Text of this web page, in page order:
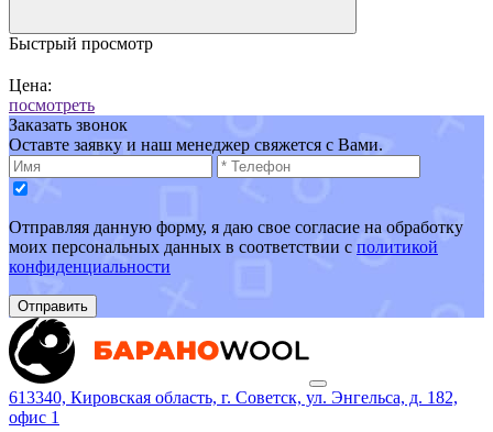
Быстрый просмотр
Цена:
посмотреть
Заказать звонок
Оставте заявку и наш менеджер свяжется с Вами.
Отправляя данную форму, я даю свое согласие на обработку
моих персональных данных в соответствии с политикой
конфиденциальности
Отправить
613340, Кировская область, г. Советск, ул. Энгельса, д. 182,
офис 1